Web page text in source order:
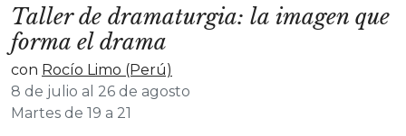
Taller de dramaturgia: la imagen que
forma el drama
con Rocío Limo (Perú)
8 de julio al 26 de agosto
Martes de 19 a 21